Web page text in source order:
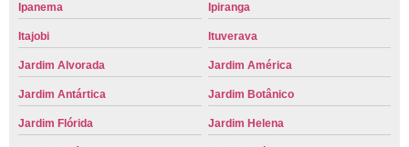
Ipanema Ipiranga
Itajobi Ituverava
Jardim Alvorada Jardim América
Jardim Antártica Jardim Botânico
Jardim Flórida Jardim Helena